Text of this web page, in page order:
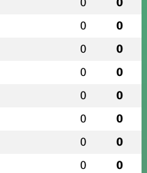
0 0
0 0
0 0
0 0
0 0
0 0
0 0